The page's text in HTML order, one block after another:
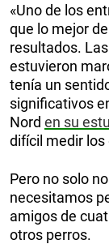
«Uno de los
que lo mejor
resultados.
estuvieron
tenía un
significativos
Nord en su
difícil medir
Pero no solo
necesitamos
amigos de
otros perros.